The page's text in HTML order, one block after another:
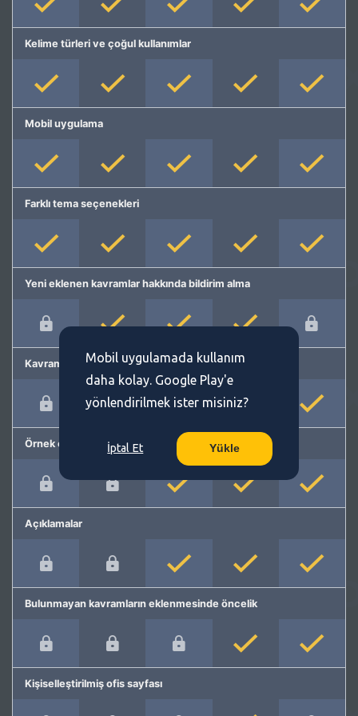
Kelime türleri ve çoğul kullanımlar
Mobil uygulama
Farklı tema seçenekleri
Yeni eklenen kavramlar hakkında bildirim alma
Kavram önerme
Örnek cümleler
Açıklamalar
Bulunmayan kavramların eklenmesinde öncelik
Kişiselleştirilmiş ofis sayfası
Mobil uygulamada kullanım
daha kolay. Google Play'e
yönlendirilmek ister misiniz?
İptal Et Yükle